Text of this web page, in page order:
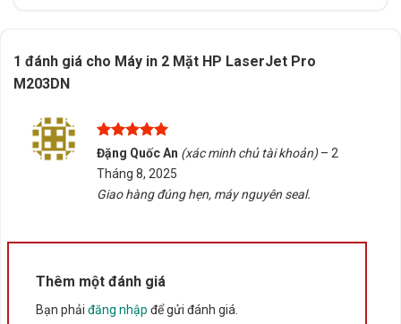
Thông số kỹ thuật
Xuất xứ Trung Quốc
1 đánh giá cho Máy in 2 Mặt HP LaserJet Pro
M203DN
Được xếp
hạng
55
sao
Đặng Quốc An (xác minh chủ tài khoản) – 2
Tháng 8, 2025
Giao hàng đúng hẹn, máy nguyên seal.
Thêm một đánh giá
Bạn phải đăng nhập để gửi đánh giá.